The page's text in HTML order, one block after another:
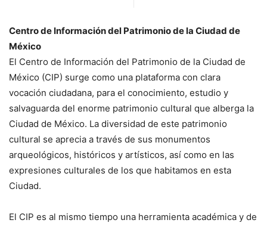
Centro de Información del Patrimonio de la Ciudad de
México
El Centro de Información del Patrimonio de la Ciudad de
México (CIP) surge como una plataforma con clara
vocación ciudadana, para el conocimiento, estudio y
salvaguarda del enorme patrimonio cultural que alberga la
Ciudad de México. La diversidad de este patrimonio
cultural se aprecia a través de sus monumentos
arqueológicos, históricos y artísticos, así como en las
expresiones culturales de los que habitamos en esta
Ciudad.
El CIP es al mismo tiempo una herramienta académica y de